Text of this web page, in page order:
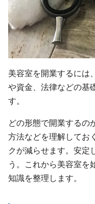
美容室を開業するには
や資金、法律などの基
す。
どの形態で開業するの
方法などを理解してお
クが減らせます。安定
う。これから美容室を
知識を整理します。